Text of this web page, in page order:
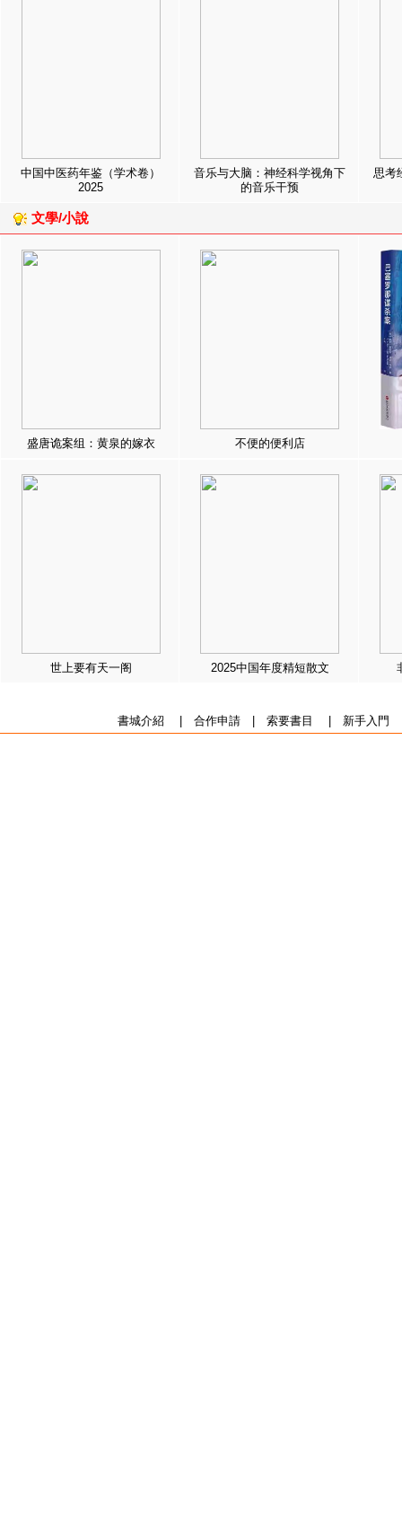
中国中医药年鉴（学术卷）
2025
音乐与大脑：神经科学视角下
的音乐干预
思考
文學/小說
盛唐诡案组：黄泉的嫁衣 不便的便利店
世上要有天一阁 2025中国年度精短散文
書城介紹 合作申請| 索要書目 新手入門